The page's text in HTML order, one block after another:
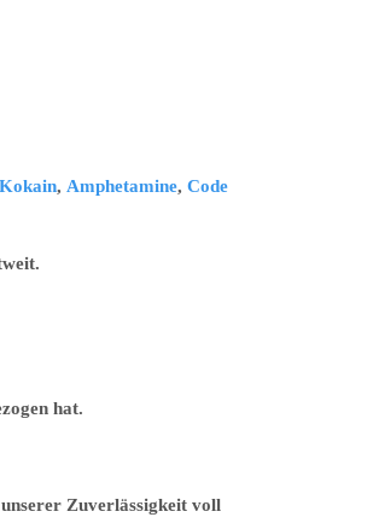
Kokain, Amphetamine, Code
hat.
Zuverlässigkeit voll